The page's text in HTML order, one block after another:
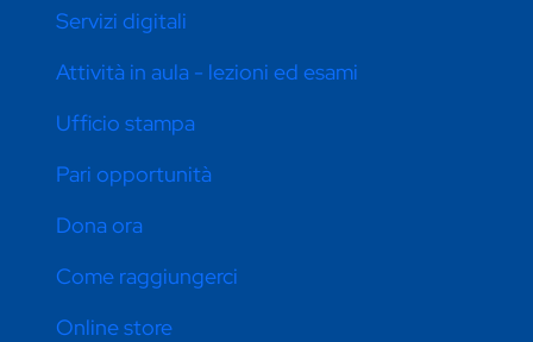
Servizi digitali
Attività in aula - lezioni ed esami
Ufficio stampa
Pari opportunità
Dona ora
Come raggiungerci
Online store